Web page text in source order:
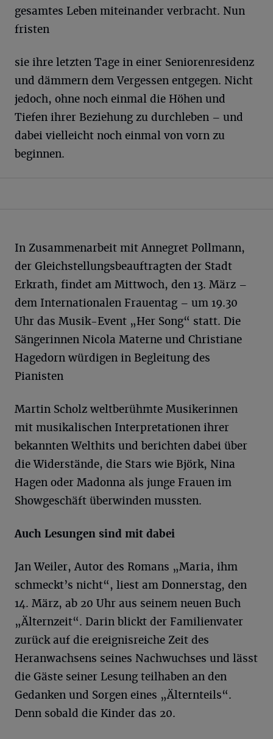
gesamtes Leben miteinander verbracht. Nun
fristen
sie ihre letzten Tage in einer Seniorenresidenz
und dämmern dem Vergessen entgegen. Nicht
jedoch, ohne noch einmal die Höhen und
Tiefen ihrer Beziehung zu durchleben – und
dabei vielleicht noch einmal von vorn zu
beginnen.
In Zusammenarbeit mit Annegret Pollmann,
der Gleichstellungsbeauftragten der Stadt
Erkrath, findet am Mittwoch, den 13. März –
dem Internationalen Frauentag – um 19.30
Uhr das Musik-Event „Her Song“ statt. Die
Sängerinnen Nicola Materne und Christiane
Hagedorn würdigen in Begleitung des
Pianisten
Martin Scholz weltberühmte Musikerinnen
mit musikalischen Interpretationen ihrer
bekannten Welthits und berichten dabei über
die Widerstände, die Stars wie Björk, Nina
Hagen oder Madonna als junge Frauen im
Showgeschäft überwinden mussten.
Auch Lesungen sind mit dabei
Jan Weiler, Autor des Romans „Maria, ihm
schmeckt’s nicht“, liest am Donnerstag, den
14. März, ab 20 Uhr aus seinem neuen Buch
„Älternzeit“. Darin blickt der Familienvater
zurück auf die ereignisreiche Zeit des
Heranwachsens seines Nachwuchses und lässt
die Gäste seiner Lesung teilhaben an den
Gedanken und Sorgen eines „Älternteils“.
Denn sobald die Kinder das 20.